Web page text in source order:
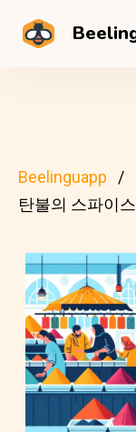
Beelinguapp
탄불의 스파이